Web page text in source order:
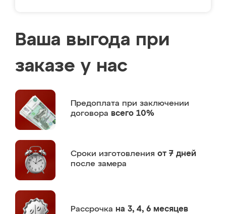
Ваша выгода при
заказе у нас
Предоплата при заключении
договора всего 10%
Сроки изготовления от 7 дней
после замера
Рассрочка на 3, 4, 6 месяцев